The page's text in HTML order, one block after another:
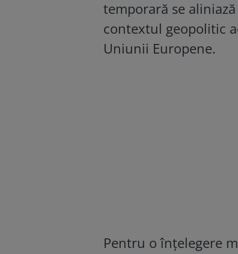
temporară se
contextul geopolitic
Uniunii Europene.
Pentru o înțelegere